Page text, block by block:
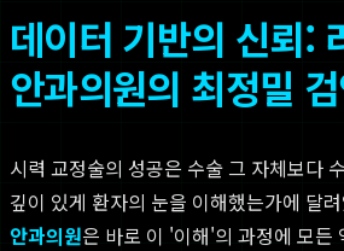
데이터 기반의 신뢰:
안과의원의 최정밀
시력 교정술의 성공은 수술 그 자체보다
깊이 있게 환자의 눈을 이해했는가에 달
안과의원은 바로 이 '이해'의 과정에 모든